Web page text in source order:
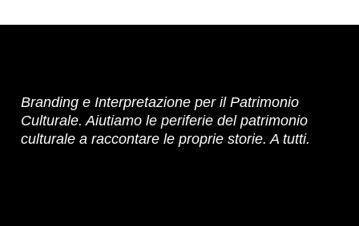
Branding e Interpretazione per il Patrimonio
Culturale. Aiutiamo le periferie del patrimonio
culturale a raccontare le proprie storie. A tutti.